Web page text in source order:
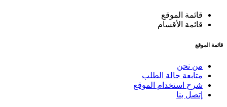
قائمة الموقع
قائمة الأقسام
قائمة الموقع
من نحن
متابعة حالة الطلب
شرح استخدام الموقع
إتصل بنا